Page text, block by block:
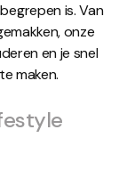
is. Van
onze
en je snel
maken.